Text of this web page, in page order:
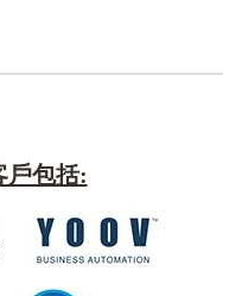
戶包括: